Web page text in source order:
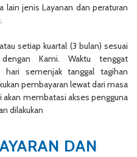
lain jenis Layanan dan peraturan
setiap kuartal (3 bulan) sesuai
Kami. Waktu tenggat
semenjak tanggal tagihan
pembayaran lewat dari masa
akan membatasi akses pengguna
dilakukan
DAN